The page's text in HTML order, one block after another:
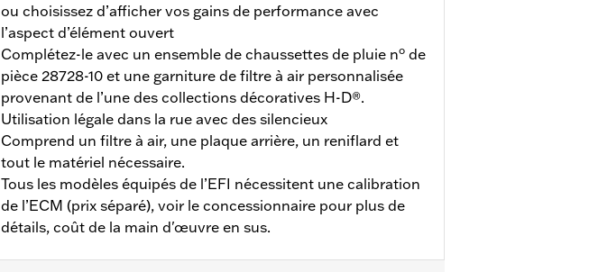
ou choisissez d’afficher vos gains de performance avec
l’aspect d’élément ouvert
Complétez-le avec un ensemble de chaussettes de pluie no de
pièce 28728-10 et une garniture de filtre à air personnalisée
provenant de l’une des collections décoratives H-D®.
Utilisation légale dans la rue avec des silencieux
Comprend un filtre à air, une plaque arrière, un reniflard et
tout le matériel nécessaire.
Tous les modèles équipés de l’EFI nécessitent une calibration
de l’ECM (prix séparé), voir le concessionnaire pour plus de
détails, coût de la main d'œuvre en sus.